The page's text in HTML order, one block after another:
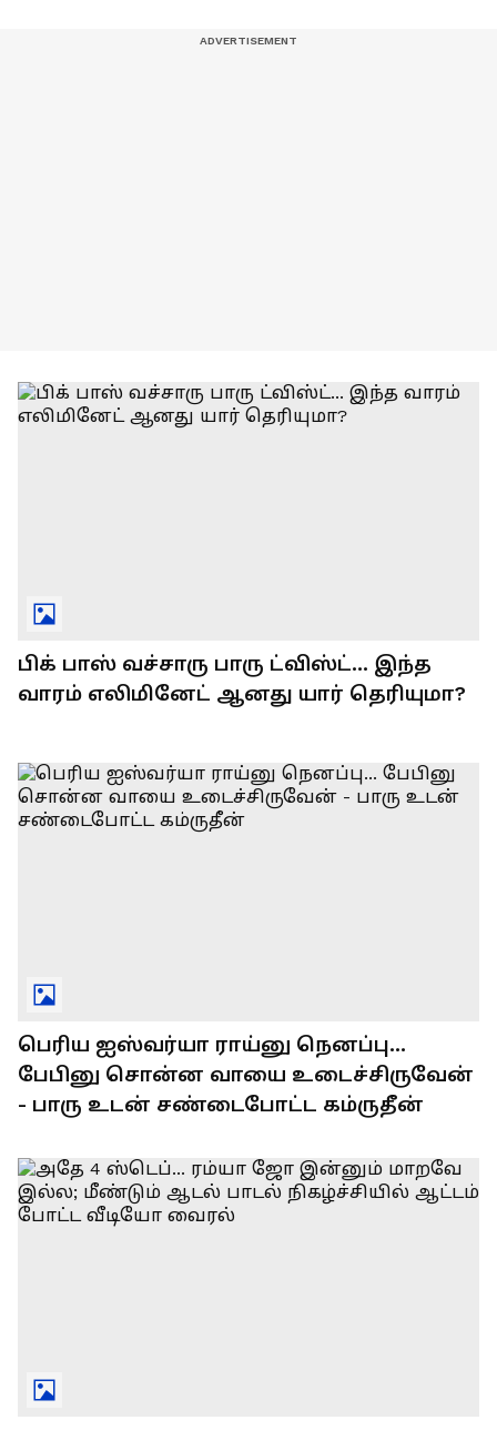
பிக் பாஸ் வச்சாரு பாரு ட்விஸ்ட்... இந்த
வாரம் எலிமினேட் ஆனது யார் தெரியுமா?
பெரிய ஐஸ்வர்யா ராய்னு நெனப்பு...
பேபினு சொன்ன வாயை உடைச்சிருவேன்
- பாரு உடன் சண்டைபோட்ட கம்ருதீன்